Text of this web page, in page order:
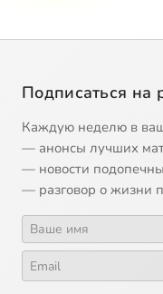
Подписаться на
Каждую неделю в
— анонсы лучших
— новости
— разговор о жизни